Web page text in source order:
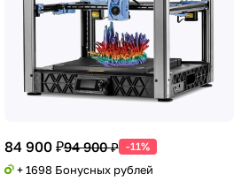
84 900 ₽94 900 ₽ -11%
+ 1698 Бонусных рублей